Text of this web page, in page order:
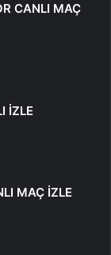
CANLI MAÇ
İZLE
MAÇ İZLE